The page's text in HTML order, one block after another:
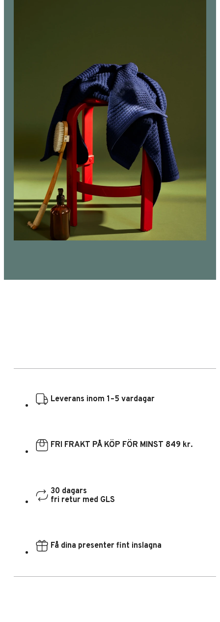
Leverans inom 1–5 vardagar
FRI FRAKT PÅ KÖP FÖR MINST 849 kr.
30 dagars
fri retur med GLS
Få dina presenter fint inslagna